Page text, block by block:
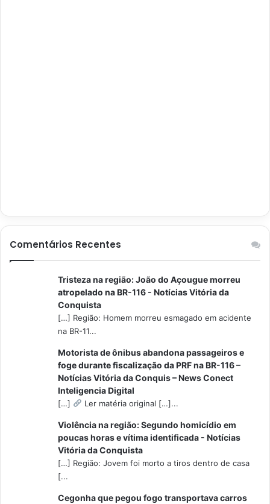
Comentários Recentes
Tristeza na região: João do Açougue morreu
atropelado na BR-116 - Notícias Vitória da
Conquista
[…] Região: Homem morreu esmagado em acidente
na BR-11...
Motorista de ônibus abandona passageiros e
foge durante fiscalização da PRF na BR-116 –
Notícias Vitória da Conquis – News Conect
Inteligencia Digital
[…] Ler matéria original […]...
Violência na região: Segundo homicídio em
poucas horas e vítima identificada - Notícias
Vitória da Conquista
[…] Região: Jovem foi morto a tiros dentro de casa
[...
Cegonha que pegou fogo transportava carros